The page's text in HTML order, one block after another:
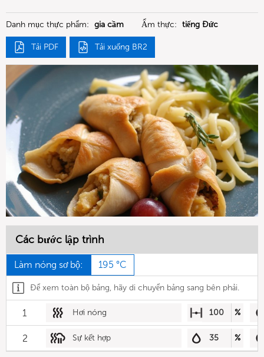
Danh mục thực phẩm: gia cầm Ẩm thực: tiếng Đức
Tải PDF Tải xuống BR2
Các bước lập trình
Làm nóng sơ bộ: 195 °C
Để xem toàn bộ bảng, hãy di chuyển bảng sang bên phải.
1 Hơi nóng 100 %
2 Sự kết hợp 35 %